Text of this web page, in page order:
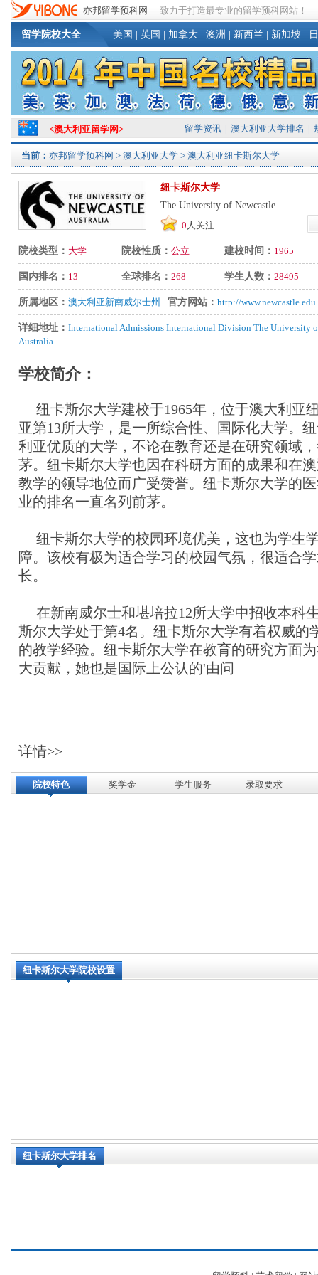
亦邦留学预科网 致力于打造最专业的留学预科网站！
留学院校大全 美国 英国 加拿大 澳洲 新西兰 新加坡
<澳大利亚留学网> 留学资讯 | 澳大利亚大学排名 |
当前： 亦邦留学预科网 > 澳大利亚大学 > 澳大利亚纽卡斯尔大学
纽卡斯尔大学
The University of Newcastle
0 人关注
院校类型： 大学 院校性质： 公立 建校时间： 1965
国内排名： 13 全球排名： 268 学生人数： 28495
所属地区： 澳大利亚新南威尔士州 官方网站： http://
详细地址： International Admissions International Division The University
Australia
学校简介：
纽卡斯尔大学建校于1965年，位于澳大利亚
亚第13所大学，是一所综合性、国际化大学。
利亚优质的大学，不论在教育还是在研究领域
茅。纽卡斯尔大学也因在科研方面的成果和在
教学的领导地位而广受赞誉。纽卡斯尔大学的
业的排名一直名列前茅。
纽卡斯尔大学的校园环境优美，这也为学生
障。该校有极为适合学习的校园气氛，很适合
长。
在新南威尔士和堪培拉12所大学中招收本科
斯尔大学处于第4名。纽卡斯尔大学有着权威的
的教学经验。纽卡斯尔大学在教育的研究方面
大贡献，她也是国际上公认的'由问
详情>>
院校特色 奖学金 学生服务 录取要求
纽卡斯尔大学院校设置
纽卡斯尔大学排名